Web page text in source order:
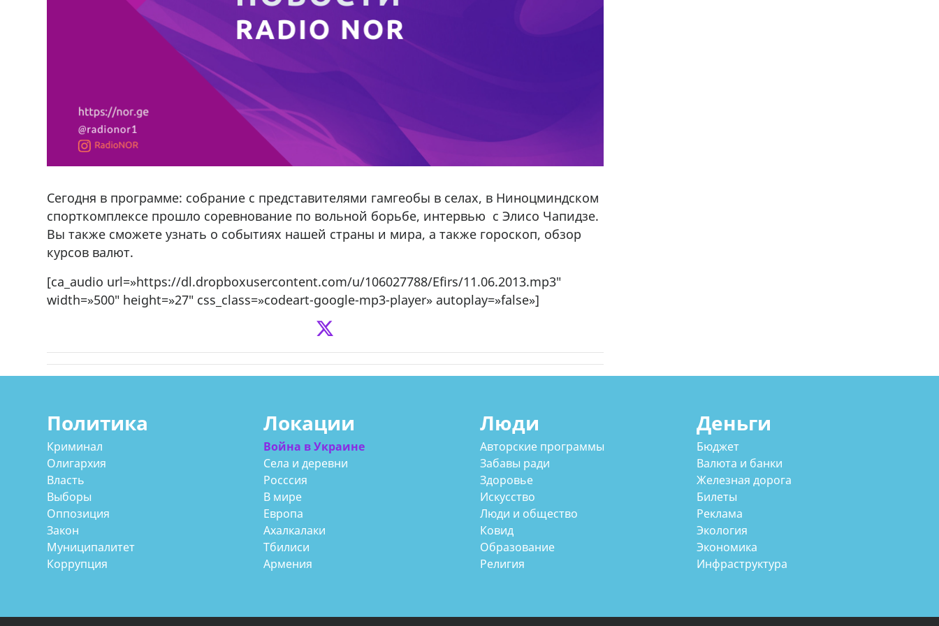
Сегодня в программе: cобрание с представителями гамгеобы в селах, в Ниноцминдском
спорткомплексе прошло соревнование по вольной борьбе, интервью с Элисо Чапидзе.
Вы также сможете узнать о событиях нашей страны и мира, а также гороскоп, обзор
курсов валют.
[ca_audio url=»https://dl.dropboxusercontent.com/u/106027788/Efirs/11.06.2013.mp3″
width=»500″ height=»27″ css_class=»codeart-google-mp3-player» autoplay=»false»]
Политика
Криминал
Олигархия
Власть
Выборы
Оппозиция
Закон
Муниципалитет
Коррупция
Локации
Война в Украине
Села и деревни
Росссия
В мире
Европа
Ахалкалаки
Тбилиси
Армения
Люди
Авторские программы
Забавы ради
Здоровье
Искусство
Люди и общество
Ковид
Образование
Религия
Деньги
Бюджет
Валюта и банки
Железная дорога
Билеты
Реклама
Экология
Экономика
Инфраструктура